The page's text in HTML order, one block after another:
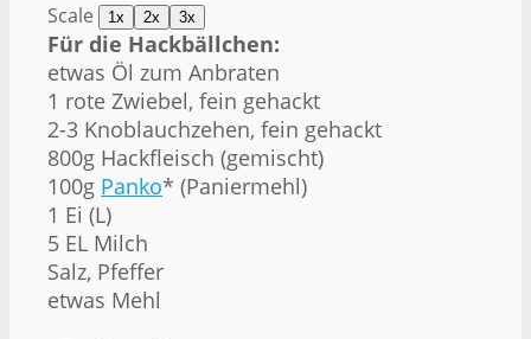
Scale 1x 2x 3x
Für die Hackbällchen:
etwas Öl zum Anbraten
1 rote Zwiebel, fein gehackt
2-3 Knoblauchzehen, fein gehackt
800g Hackfleisch (gemischt)
100g Panko* (Paniermehl)
1 Ei (L)
5 EL Milch
Salz, Pfeffer
etwas Mehl